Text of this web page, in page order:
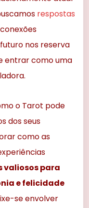
respostas
nos reserva
entrar como uma
o Tarot pode
dos seus
como as
valiosos para
e felicidade
se envolver